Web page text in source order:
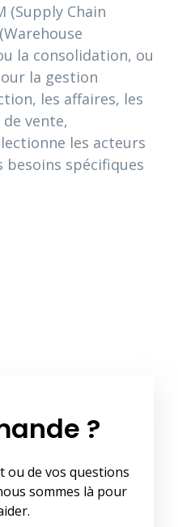
(Supply Chain
la consolidation, ou
la gestion
les affaires, les
vente,
les acteurs
besoins spécifiques
?
ou de vos questions
sommes là pour